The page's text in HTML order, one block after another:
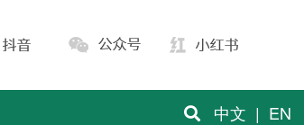
中文 | EN